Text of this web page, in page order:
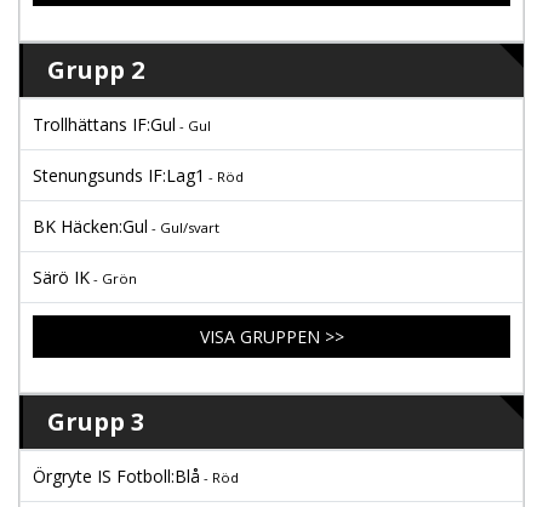
Grupp 2
Trollhättans IF:Gul - Gul
Stenungsunds IF:Lag1 - Röd
BK Häcken:Gul - Gul/svart
Särö IK - Grön
VISA GRUPPEN >>
Grupp 3
Örgryte IS Fotboll:Blå - Röd